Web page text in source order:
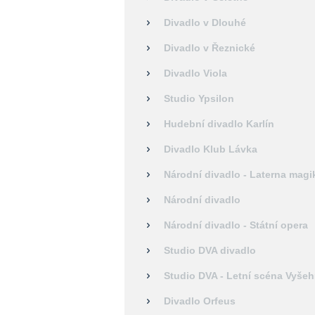
Divadlo v Dlouhé
Divadlo v Řeznické
Divadlo Viola
Studio Ypsilon
Hudební divadlo Karlín
Divadlo Klub Lávka
Národní divadlo - Laterna
Národní divadlo
Národní divadlo - Státní opera
Studio DVA divadlo
Studio DVA - Letní scéna
Divadlo Orfeus